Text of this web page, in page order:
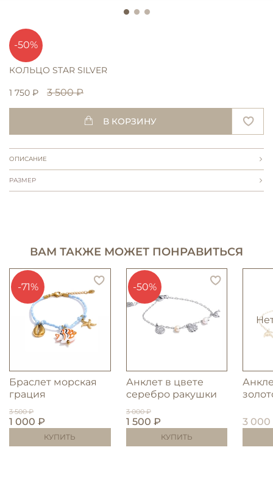
-50%
КОЛЬЦО STAR SILVER
1 750 ₽ 3 500 ₽
В КОРЗИНУ
ОПИСАНИЕ
РАЗМЕР
ВАМ ТАКЖЕ МОЖЕТ ПОНРАВИТЬСЯ
-71%
Браслет морская
грация
3 500 ₽
1 000 ₽
КУПИТЬ
-50%
Анклет в цвете
серебро ракушки
3 000 ₽
1 500 ₽
КУПИТЬ
3 000